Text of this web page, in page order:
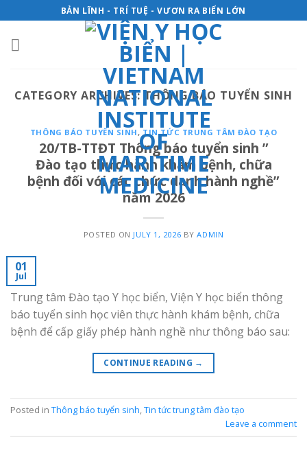
to
content
BẢN LĨNH - TRÍ TUỆ - VƯƠN RA BIỂN LỚN
CATEGORY ARCHIVES: THÔNG BÁO TUYỂN SINH
THÔNG BÁO TUYỂN SINH,TIN TỨC TRUNG TÂM ĐÀO TẠO
20/TB-TTĐT Thông báo tuyển sinh ”
Đào tạo thực hành khám bệnh, chữa
bệnh đối với các chức danh hành nghề”
năm 2026
POSTED ON JULY 1, 2026 BYADMIN
01
Jul
Trung tâm Đào tạo Y học biển, Viện Y học biển thông
báo tuyển sinh học viên thực hành khám bệnh, chữa
bệnh để cấp giấy phép hành nghề như thông báo sau:
CONTINUE READING →
Posted in Thông báo tuyển sinh,Tin tức trung tâm đào tạo
Leave a comment